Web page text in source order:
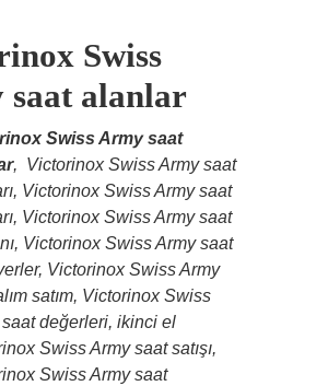
Swiss
alanlar
Swiss Army saat
, Victorinox Swiss Army saat
Victorinox Swiss Army saat
Victorinox Swiss Army saat
Victorinox Swiss Army saat
Victorinox Swiss Army
satım, Victorinox Swiss
değerleri, ikinci el
Swiss Army saat satışı,
Swiss Army saat